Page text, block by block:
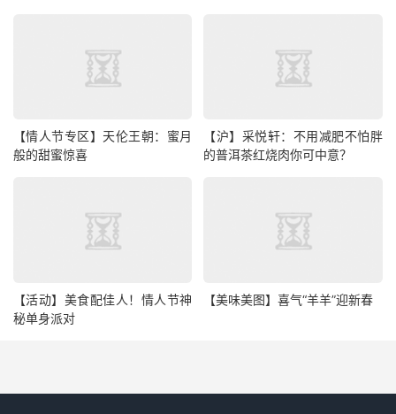
【情人节专区】天伦王朝：蜜月
般的甜蜜惊喜
【沪】采悦轩：不用减肥不怕胖
的普洱茶红烧肉你可中意？
【活动】美食配佳人！情人节神
秘单身派对
【美味美图】喜气“羊羊”迎新春